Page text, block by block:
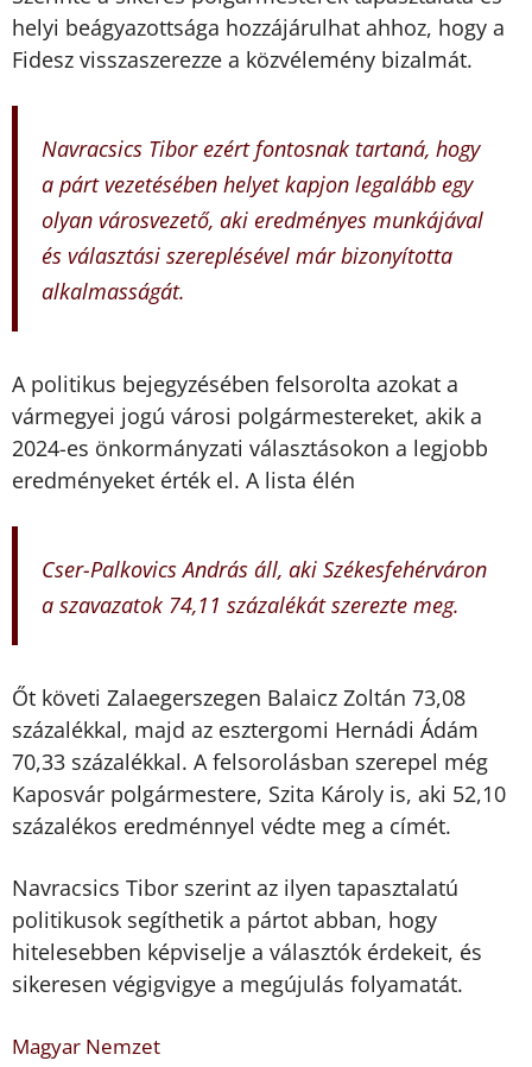
helyi beágyazottsága hozzájárulhat ahhoz, hogy a
Fidesz visszaszerezze a közvélemény bizalmát.
Navracsics Tibor ezért fontosnak tartaná, hogy
a párt vezetésében helyet kapjon legalább egy
olyan városvezető, aki eredményes munkájával
és választási szereplésével már bizonyította
alkalmasságát.
A politikus bejegyzésében felsorolta azokat a
vármegyei jogú városi polgármestereket, akik a
2024-es önkormányzati választásokon a legjobb
eredményeket érték el. A lista élén
Cser-Palkovics András áll, aki Székesfehérváron
a szavazatok 74,11 százalékát szerezte meg.
Őt követi Zalaegerszegen Balaicz Zoltán 73,08
százalékkal, majd az esztergomi Hernádi Ádám
70,33 százalékkal. A felsorolásban szerepel még
Kaposvár polgármestere, Szita Károly is, aki 52,10
százalékos eredménnyel védte meg a címét.
Navracsics Tibor szerint az ilyen tapasztalatú
politikusok segíthetik a pártot abban, hogy
hitelesebben képviselje a választók érdekeit, és
sikeresen végigvigye a megújulás folyamatát.
Magyar Nemzet